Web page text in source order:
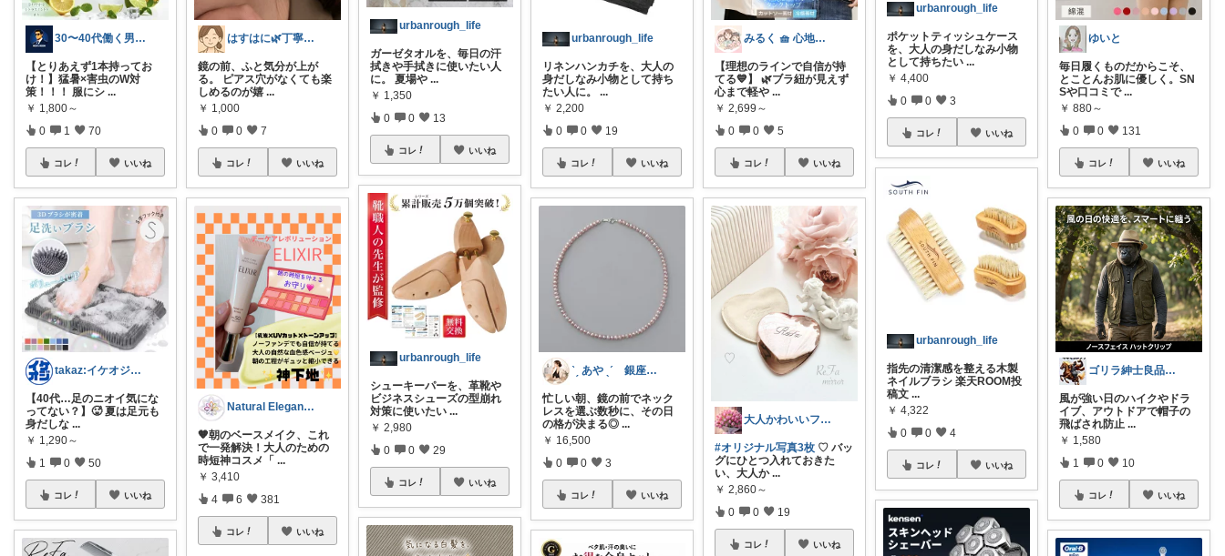
30〜40代働く男性のためのROOM
【とりあえず1本持ってお
け！】猛暑×害虫のW対
策！！！ 服にシ ...
￥ 1,800～
0 1 70
コレ いいね
takaz:イケオジをめざすサラリーマン
【40代…足のニオイ気にな
ってない？】🥵 夏は足元も
身だしな ...
￥ 1,290～
1 0 50
コレ いいね
はすはに🌿丁寧な暮らし
鏡の前、ふと気分が上が
る。 ピアス穴がなくても楽
しめるのが嬉 ...
￥ 1,000
0 0 7
コレ いいね
Natural Elegance169
🧡朝のベースメイク、これ
で一発解決！大人のための
時短神コスメ「 ...
￥ 3,410
4 6 381
コレ いいね
urbanrough_life
ガーゼタオルを、毎日の汗
拭きや手拭きに使いたい人
に。 夏場や ...
￥ 1,350
0 0 13
コレ いいね
urbanrough_life
シューキーパーを、革靴や
ビジネスシューズの型崩れ
対策に使いたい ...
￥ 2,980
0 0 29
コレ いいね
urbanrough_life
リネンハンカチを、大人の
身だしなみ小物として持ち
たい人に。...
￥ 2,200
0 0 19
コレ いいね
ˋˏ あや ˎˊ 銀座ｘ経営者の品格選び
忙しい朝、鏡の前でネック
レスを選ぶ数秒に、その日
の格が決まる◎ ...
￥ 16,500
0 0 3
コレ いいね
みるく 🧺 心地よい、上質な暮らしを
【理想のラインで自信が持
てる💙】 🌿ブラ紐が見えず
心まで軽や ...
￥ 2,699～
0 0 5
コレ いいね
大人かわいいファッションと雑貨＊しえる＊
#オリジナル写真3枚 ♡ バッ
グにひとつ入れておきた
い、大人か ...
￥ 2,860～
0 0 19
コレ いいね
urbanrough_life
ポケットティッシュケース
を、大人の身だしなみ小物
として持ちたい ...
￥ 4,400
0 0 3
コレ いいね
urbanrough_life
指先の清潔感を整える木製
ネイルブラシ 楽天ROOM投
稿文...
￥ 4,322
0 0 4
コレ いいね
ゆいと
毎日履くものだからこそ、
とことんお肌に優しく。SN
Sや口コミで ...
￥ 880～
0 0 131
コレ いいね
ゴリラ紳士良品図鑑🦍経由購入感謝です！
​風が強い日のハイクやドラ
イブ、アウトドアで帽子の
飛ばされ防止 ...
￥ 1,580
1 0 10
コレ いいね